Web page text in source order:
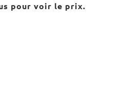
pour voir le prix.